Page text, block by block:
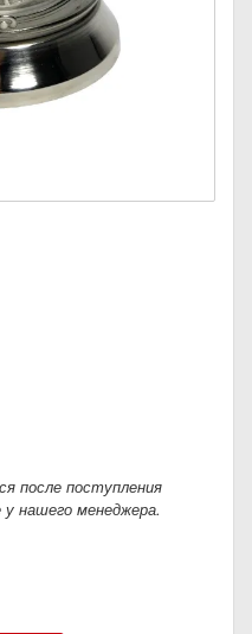
после поступления
нашего менеджера.